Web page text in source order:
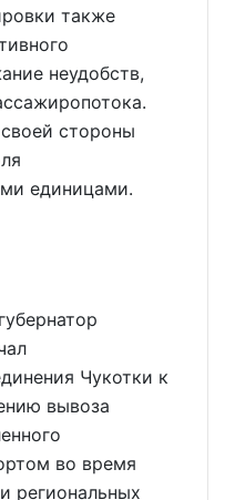
также
неудобств,
стороны
единицами.
Чукотки к
вывоза
во время
региональных